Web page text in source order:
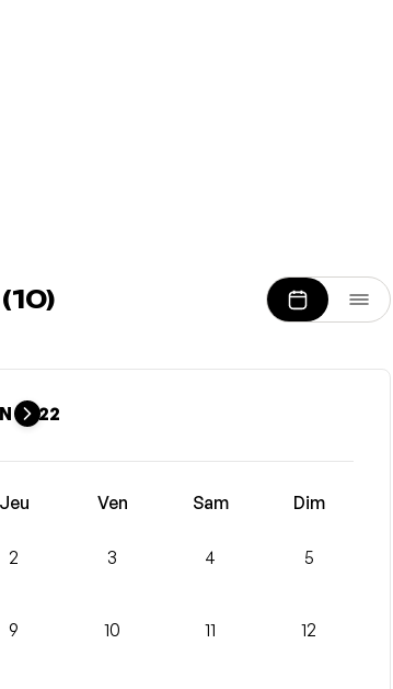
2022
Jeu Ven Sam Dim
2 3 4 5
9 10 11 12